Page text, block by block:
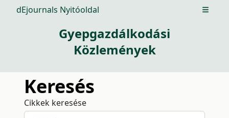
dEjournals Nyitóoldal Open
Gyepgazdálkodási
Közlemények
Keresés
Cikkek keresése